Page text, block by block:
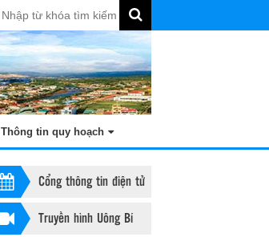
Thông tin quy hoạch
Cổng thông tin điện tử
Truyền hình Uông Bí